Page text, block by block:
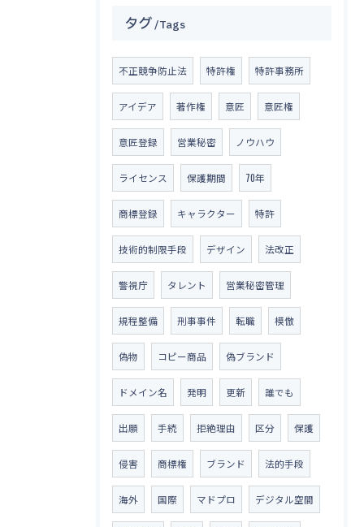
タグ Tags
不正競争防止法 特許権 特許事務所
アイデア 著作権 意匠 意匠権
意匠登録 営業秘密 ノウハウ
ライセンス 保護期間 70年
商標登録 キャラクター 特許
技術的制限手段 デザイン 法改正
警視庁 タレント 営業秘密管理
規程整備 刑事事件 転職 模倣
偽物 コピー商品 偽ブランド
ドメイン名 発明 更新 誰でも
出願 手続 拒絶理由 区分 保護
侵害 商標権 ブランド 法的手段
海外 国際 マドプロ デジタル空間